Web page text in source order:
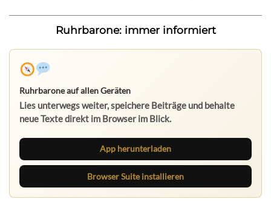
Ruhrbarone: immer informiert
Ruhrbarone auf allen Geräten
Lies unterwegs weiter, speichere Beiträge und behalte
neue Texte direkt im Browser im Blick.
App herunterladen
Browser Suite installieren